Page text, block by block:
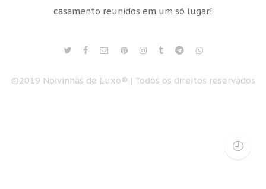
casamento reunidos em um só lugar!
©2019 Noivinhas de Luxo® | Todos os direitos reservados